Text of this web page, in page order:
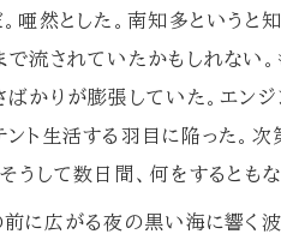
。唖然とした。南知多という
で流されていたかもしれない
ばかりが膨張していた。エン
ント生活する羽目に陥った。次
そうして数日間、何をするともな
に広がる夜の黒い海に響く